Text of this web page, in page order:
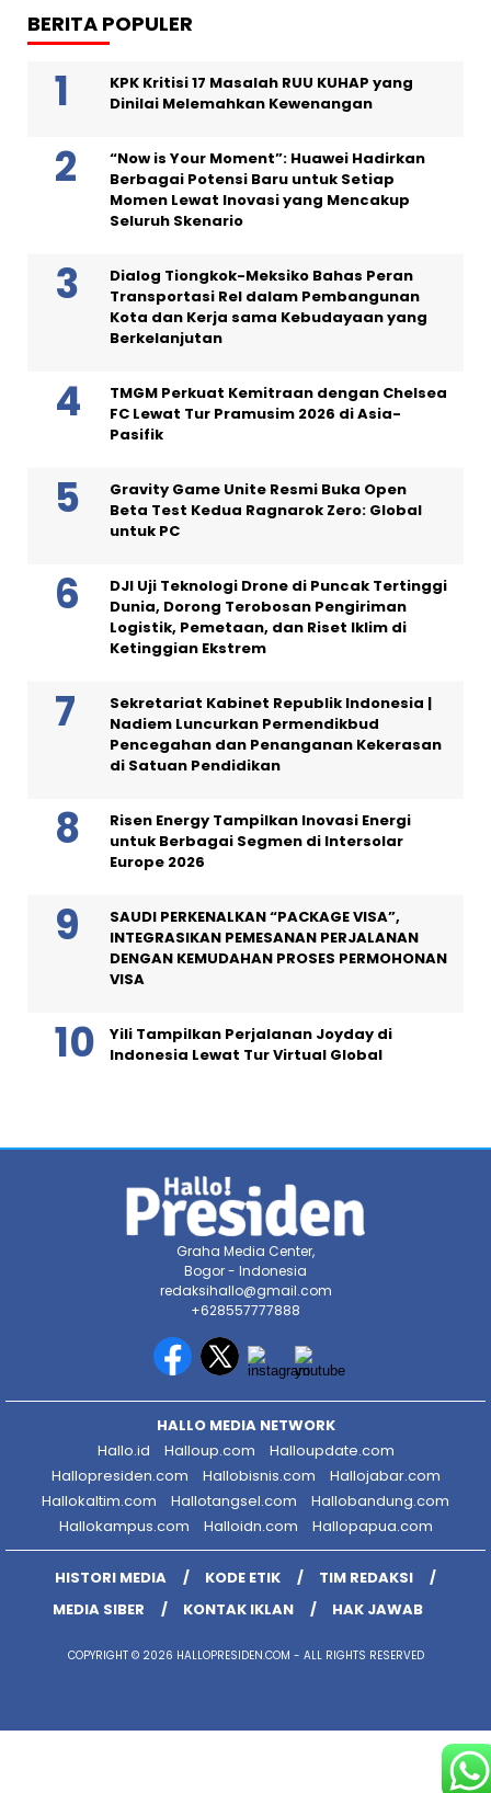
BERITA POPULER
KPK Kritisi 17 Masalah RUU KUHAP yang
Dinilai Melemahkan Kewenangan
“Now is Your Moment”: Huawei Hadirkan
Berbagai Potensi Baru untuk Setiap
Momen Lewat Inovasi yang Mencakup
Seluruh Skenario
Dialog Tiongkok-Meksiko Bahas Peran
Transportasi Rel dalam Pembangunan
Kota dan Kerja sama Kebudayaan yang
Berkelanjutan
TMGM Perkuat Kemitraan dengan Chelsea
FC Lewat Tur Pramusim 2026 di Asia-
Pasifik
Gravity Game Unite Resmi Buka Open
Beta Test Kedua Ragnarok Zero: Global
untuk PC
DJI Uji Teknologi Drone di Puncak Tertinggi
Dunia, Dorong Terobosan Pengiriman
Logistik, Pemetaan, dan Riset Iklim di
Ketinggian Ekstrem
Sekretariat Kabinet Republik Indonesia |
Nadiem Luncurkan Permendikbud
Pencegahan dan Penanganan Kekerasan
di Satuan Pendidikan
Risen Energy Tampilkan Inovasi Energi
untuk Berbagai Segmen di Intersolar
Europe 2026
SAUDI PERKENALKAN “PACKAGE VISA”,
INTEGRASIKAN PEMESANAN PERJALANAN
DENGAN KEMUDAHAN PROSES PERMOHONAN
VISA
Yili Tampilkan Perjalanan Joyday di
Indonesia Lewat Tur Virtual Global
Graha Media Center,
Bogor - Indonesia
redaksihallo@gmail.com
+628557777888
HALLO MEDIA NETWORK
Hallo.id
Halloup.com
Halloupdate.com
Hallopresiden.com
Hallobisnis.com
Hallojabar.com
Hallokaltim.com
Hallotangsel.com
Hallobandung.com
Hallokampus.com
Halloidn.com Hallopapua.com
HISTORI MEDIA KODE ETIK
TIM REDAKSI
MEDIA SIBER
KONTAK IKLAN HAK JAWAB
COPYRIGHT © 2026 HALLOPRESIDEN.COM - ALL RIGHTS RESERVED